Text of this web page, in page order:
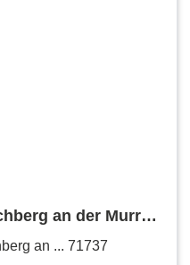
an der Murr
an ... 71737